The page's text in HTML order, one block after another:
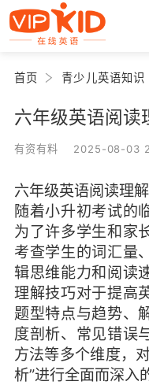
首页 青少儿英语知识
六年级英语阅读
有资有料 2025-08-03
六年级英语阅读理
随着小升初考试的
为了许多学生和家
考查学生的词汇量
辑思维能力和阅读
理解技巧对于提高
题型特点与趋势、
度剖析、常见错误
方法等多个维度，
析”进行全面而深入